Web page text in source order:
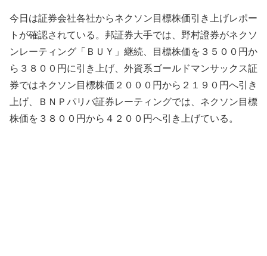
今日は証券会社各社からネクソン目標株価引き上げレポー
トが確認されている。邦証券大手では、野村證券がネクソ
ンレーティング「ＢＵＹ」継続、目標株価を３５００円か
ら３８００円に引き上げ、外資系ゴールドマンサックス証
券ではネクソン目標株価２０００円から２１９０円へ引き
上げ、ＢＮＰパリバ証券レーティングでは、ネクソン目標
株価を３８００円から４２００円へ引き上げている。